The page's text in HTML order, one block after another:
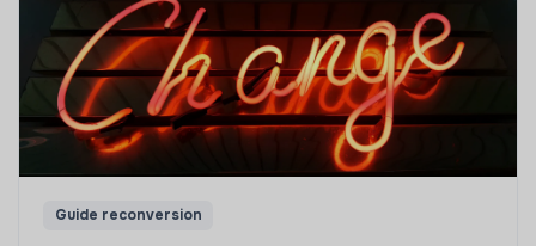
Guide reconversion